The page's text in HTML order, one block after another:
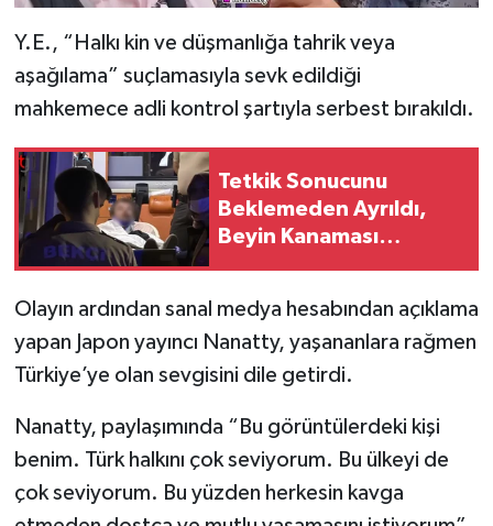
Y.E., “Halkı kin ve düşmanlığa tahrik veya
aşağılama” suçlamasıyla sevk edildiği
mahkemece adli kontrol şartıyla serbest bırakıldı.
Tetkik Sonucunu
Beklemeden Ayrıldı,
Beyin Kanaması
Olayın ardından sanal medya hesabından açıklama
yapan Japon yayıncı Nanatty, yaşananlara rağmen
Türkiye’ye olan sevgisini dile getirdi.
Nanatty, paylaşımında “Bu görüntülerdeki kişi
benim. Türk halkını çok seviyorum. Bu ülkeyi de
çok seviyorum. Bu yüzden herkesin kavga